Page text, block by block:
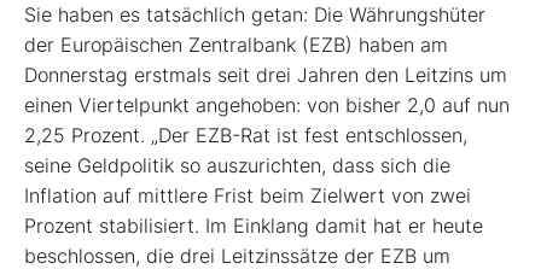
Sie haben es tatsächlich getan: Die Währungshüter
der Europäischen Zentralbank (EZB) haben am
Donnerstag erstmals seit drei Jahren den Leitzins um
einen Viertelpunkt angehoben: von bisher 2,0 auf nun
2,25 Prozent. „Der EZB-Rat ist fest entschlossen,
seine Geldpolitik so auszurichten, dass sich die
Inflation auf mittlere Frist beim Zielwert von zwei
Prozent stabilisiert. Im Einklang damit hat er heute
beschlossen, die drei Leitzinssätze der EZB um